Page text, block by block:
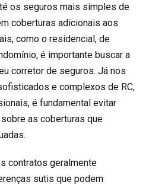
os seguros mais simples de
coberturas adicionais aos
como o residencial, de
é importante buscar a
corretor de seguros. Já nos
e complexos de RC,
é fundamental evitar
as coberturas que
contratos geralmente
sutis que podem